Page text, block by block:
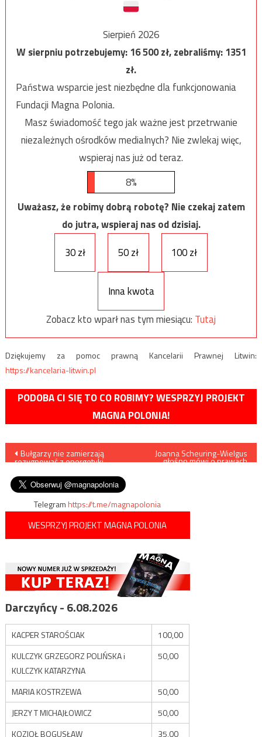
Sierpień 2026
W sierpniu potrzebujemy:16 500zł, zebraliśmy:1351
zł.
Państwa wsparcie jest niezbędne dla funkcjonowania
Fundacji Magna Polonia.
Masz świadomość tego jak ważne jest przetrwanie
niezależnych ośrodków medialnych? Nie zwlekaj więc,
wspieraj nas już od teraz.
8%
Uważasz, że robimy dobrą robotę? Nie czekaj zatem
do jutra, wspieraj nas od dzisiaj.
30 zł
50 zł 100 zł
Inna kwota
Zobacz kto wparł nas tym miesiącu: Tutaj
Dziękujemy za pomoc prawną Kancelarii Prawnej Litwin:
https://kancelaria-litwin.pl
PODOBA CI SIĘ TO CO ROBIMY? WESPRZYJ PROJEKT
MAGNA POLONIA!
Nawigacja
wpisu
Bułgarzy nie zamierzają
rezygnować z energetyki
Joanna Scheuring-Wielgus
głośno mówi o prawach
Telegramhttps://t.me/magnapolonia
WESPRZYJ PROJEKT MAGNA POLONIA
Darczyńcy - 6.08.2026
KACPER STAROŚCIAK
100,00
KULCZYK GRZEGORZ POLIŃSKA i
KULCZYK KATARZYNA
50,00
MARIA KOSTRZEWA
50,00
JERZY T MICHAJŁOWICZ
50,00
KOZIOŁ BOGUSŁAW
35,00